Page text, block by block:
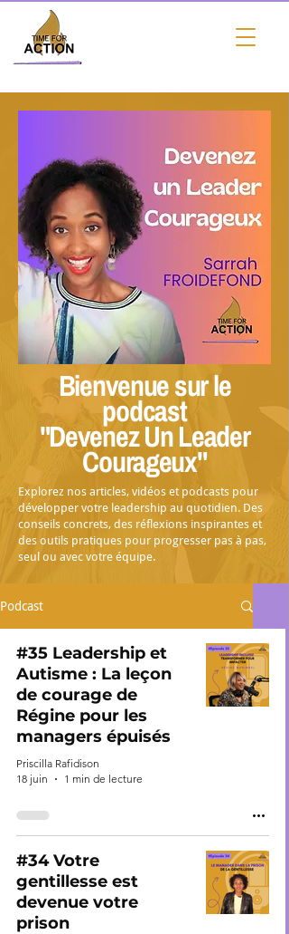
Bienvenue sur le
podcast
"Devenez Un Leader
Courageux"
Explorez nos articles, vidéos et podcasts pour
développer votre leadership au quotidien. Des
conseils concrets, des réflexions inspirantes et
des outils pratiques pour progresser pas à pas,
seul ou avec votre équipe.
Podcast
#35 Leadership et
Autisme : La leçon
de courage de
Régine pour les
managers épuisés
Priscilla Rafidison
18 juin
1 min de lecture
#34 Votre
gentillesse est
devenue votre
prison